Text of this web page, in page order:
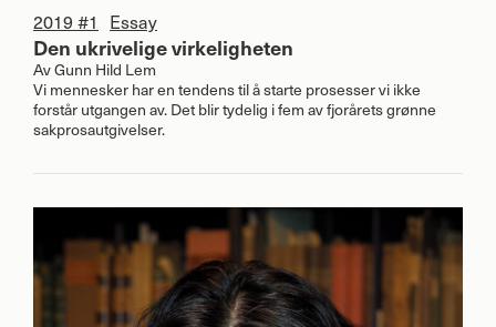
2019 #1 Essay
Den ukrivelige virkeligheten
AvGunn Hild Lem
Vi mennesker har en tendens til å starte prosesser vi ikke
forstår utgangen av. Det blir tydelig i fem av fjorårets grønne
sakprosautgivelser.